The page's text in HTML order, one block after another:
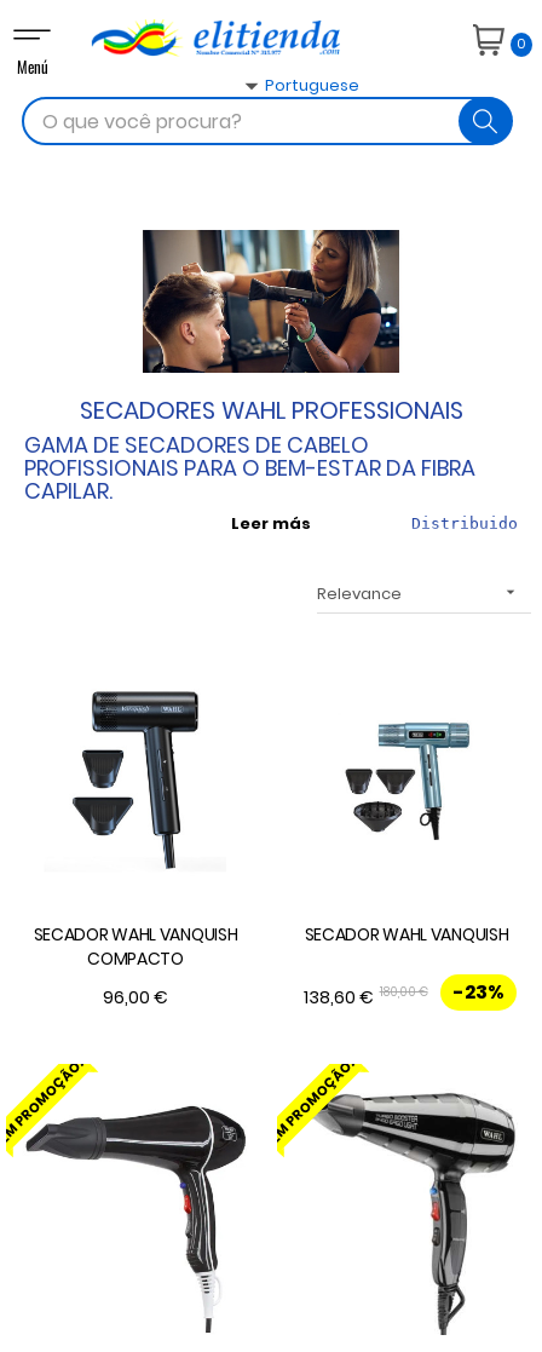
Toggle
navigation
Menú
0
Portuguese

SECADORES WAHL PROFESSIONAIS
GAMA DE SECADORES DE CABELO
PROFISSIONAIS PARA O BEM-ESTAR DA FIBRA
CAPILAR.
Distribuidor
Leer más
Relevance 
SECADOR WAHL VANQUISH
COMPACTO
96,00 €
SECADOR WAHL VANQUISH
138,60 € 180,00 € -23%
EM PROMOÇÃO!